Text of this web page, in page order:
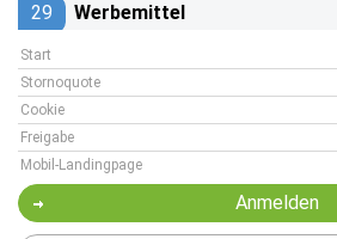
29 Werbemittel
Start
Stornoquote
Cookie
Freigabe
Mobil-Landingpage
Anmelden